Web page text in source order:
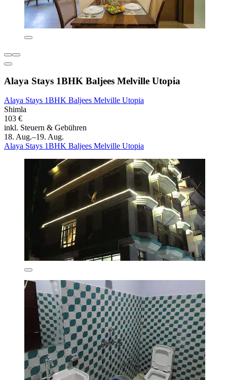
Alaya Stays 1BHK Baljees Melville Utopia
Alaya Stays 1BHK Baljees Melville Utopia
Shimla
103 €
inkl. Steuern & Gebühren
18. Aug.–19. Aug.
Alaya Stays 1BHK Baljees Melville Utopia